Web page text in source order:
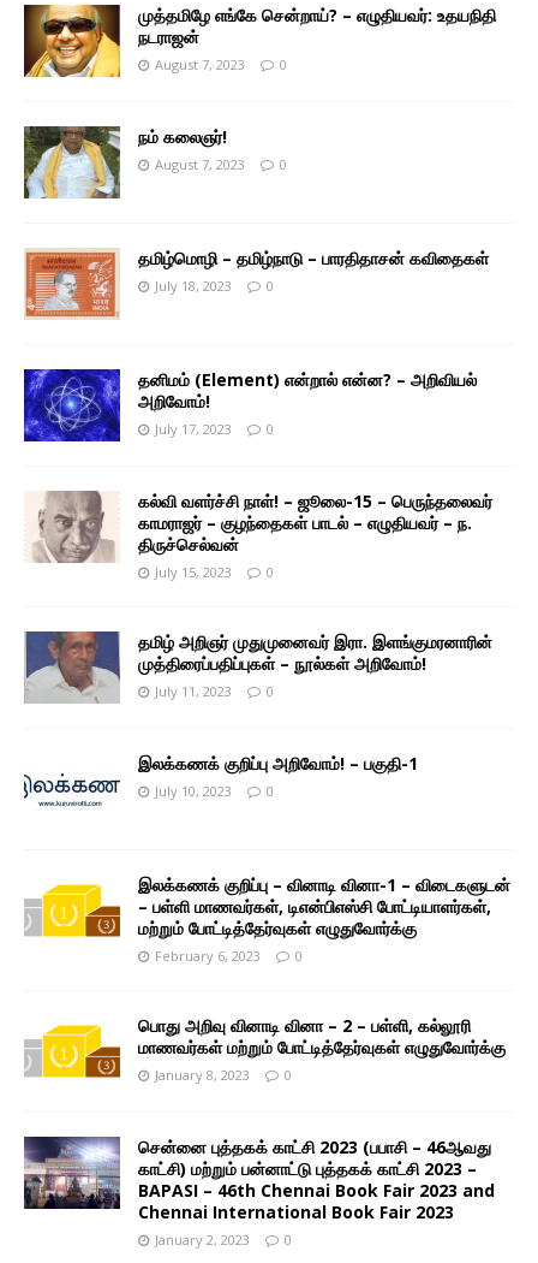
முத்தமிழே எங்கே சென்றாய்? – எழுதியவர்: உதயநிதி
நடராஜன்
August 7, 2023 0
நம் கலைஞர்!
August 7, 2023 0
தமிழ்மொழி – தமிழ்நாடு – பாரதிதாசன் கவிதைகள்
July 18, 2023 0
தனிமம் (Element) என்றால் என்ன? – அறிவியல்
அறிவோம்!
July 17, 2023 0
கல்வி வளர்ச்சி நாள்! – ஜூலை-15 – பெருந்தலைவர்
காமராஜர் – குழந்தைகள் பாடல் – எழுதியவர் – ந.
திருச்செல்வன்
July 15, 2023 0
தமிழ் அறிஞர் முதுமுனைவர் இரா. இளங்குமரனாரின்
முத்திரைப்பதிப்புகள் – நூல்கள் அறிவோம்!
July 11, 2023 0
இலக்கணக் குறிப்பு அறிவோம்! – பகுதி-1
July 10, 2023 0
இலக்கணக் குறிப்பு – வினாடி வினா-1 – விடைகளுடன்
– பள்ளி மாணவர்கள், டிஎன்பிஎஸ்சி போட்டியாளர்கள்,
மற்றும் போட்டித்தேர்வுகள் எழுதுவோர்க்கு
February 6, 2023 0
பொது அறிவு வினாடி வினா – 2 – பள்ளி, கல்லூரி
மாணவர்கள் மற்றும் போட்டித்தேர்வுகள் எழுதுவோர்க்கு
January 8, 2023 0
சென்னை புத்தகக் காட்சி 2023 (பபாசி – 46ஆவது
காட்சி) மற்றும் பன்னாட்டு புத்தகக் காட்சி 2023 –
BAPASI – 46th Chennai Book Fair 2023 and
Chennai International Book Fair 2023
January 2, 2023 0